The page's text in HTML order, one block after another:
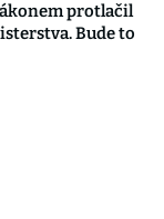
protlačil
Bude to